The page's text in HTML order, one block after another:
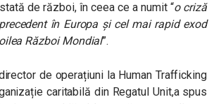
de război, în ceea ce a numit “o criză
în Europa și cel mai rapid exod
Război Mondial”.
de operațiuni la Human Trafficking
caritabilă din Regatul Unit,a spus